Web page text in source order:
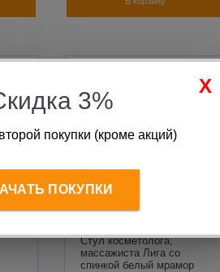
Стул косметолога,
массажиста Лига со
спинкой белый мрамор
3%
покупки (кроме акций)
ПОКУПКИ